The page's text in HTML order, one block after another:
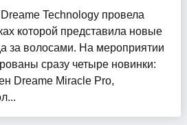
Technology провела
которой представила новые
за волосами. На мероприятии
сразу четыре новинки:
Dreame Miracle Pro,